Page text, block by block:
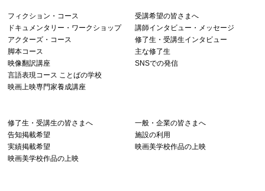
フィクション・コース
ドキュメンタリー・ワークショップ
アクターズ・コース
脚本コース
映像翻訳講座
言語表現コース ことばの学校
映画上映専門家養成講座
受講希望の皆さまへ
講師インタビュー・メッセージ
修了生・受講生インタビュー
主な修了生
SNSでの発信
修了生・受講生の皆さまへ
告知掲載希望
実績掲載希望
映画美学校作品の上映
一般・企業の皆さまへ
施設の利用
映画美学校作品の上映